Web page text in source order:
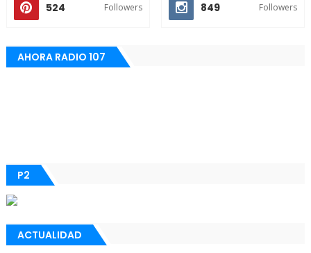
524 Followers 849 Followers
AHORA RADIO 107
P2
ACTUALIDAD